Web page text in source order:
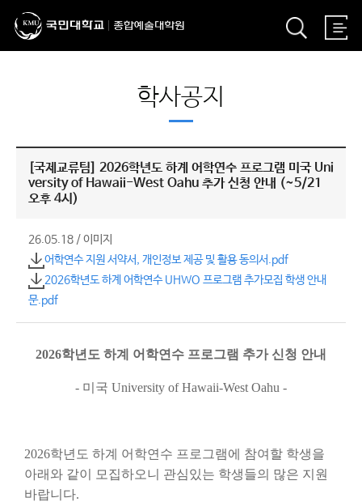
학사공지
[국제교류팀] 2026학년도 하계 어학연수 프로그램 미국 Uni
versity of Hawaii-West Oahu 추가 신청 안내 (~5/21
오후 4시)
26.05.18 /이미지
어학연수 지원 서약서, 개인정보 제공 및 활용 동의서.pdf
2026학년도 하계 어학연수 UHWO 프로그램 추가모집 학생 안내
문.pdf
2026학년도 하계 어학연수 프로그램 추가 신청 안내
- 미국 University of Hawaii-West Oahu -
2026학년도 하계 어학연수 프로그램에 참여할 학생을
아래와 같이 모집하오니 관심있는 학생들의 많은 지원
바랍니다.